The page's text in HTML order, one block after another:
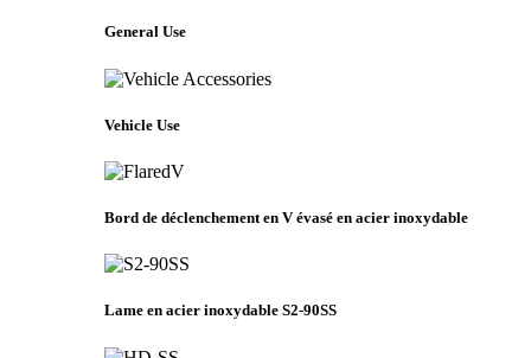
General Use
Vehicle Use
Bord de déclenchement en V évasé en acier inoxydable
Lame en acier inoxydable S2-90SS